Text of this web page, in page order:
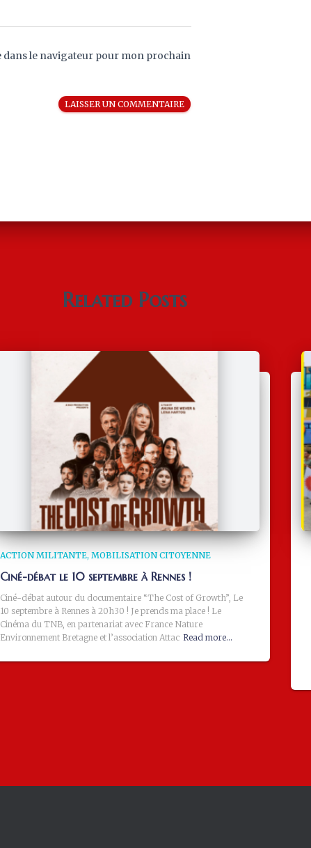
le navigateur pour mon prochain
Related Posts
ACTION MILITANTE MOBILISATION CITOYENNE
Ciné-débat le 10 septembre à Rennes !
Ciné-débat autour du documentaire “The Cost of Growth”, Le
10 septembre à Rennes à 20h30 ! Je prends ma place ! Le
Cinéma du TNB, en partenariat avec France Nature
Environnement Bretagne et l’association Attac Read more…